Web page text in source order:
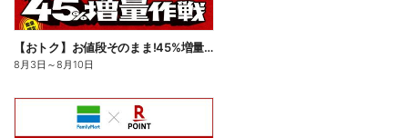
【おトク】お値段そのまま!45%増量作戦!
8月3日 ～8月10日